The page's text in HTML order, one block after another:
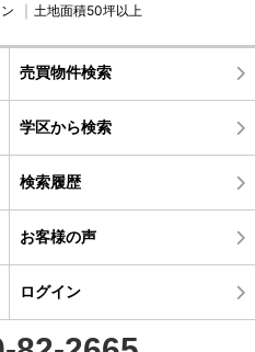
土地面積50坪以上
売買物件検索
学区から検索
検索履歴
お客様の声
ログイン